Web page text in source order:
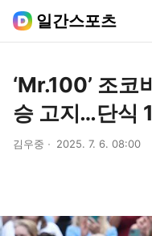
일간스포츠
‘Mr.100’ 조
승 고지…단식
김우중 2025. 7. 6. 08:00